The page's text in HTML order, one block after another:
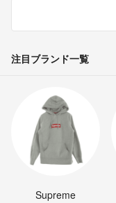
注目ブランド一覧
Supreme